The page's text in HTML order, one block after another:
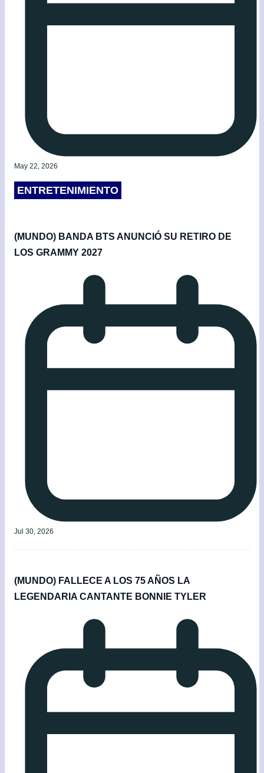
May 22, 2026
ENTRETENIMIENTO
(MUNDO) BANDA BTS ANUNCIÓ SU RETIRO DE
LOS GRAMMY 2027
Jul 30, 2026
(MUNDO) FALLECE A LOS 75 AÑOS LA
LEGENDARIA CANTANTE BONNIE TYLER